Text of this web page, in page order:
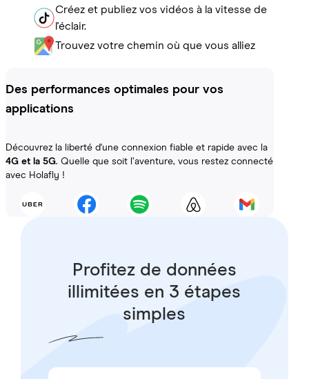
Créez et publiez vos vidéos à la vitesse de
l'éclair.
Trouvez votre chemin où que vous alliez
Des performances optimales pour vos
applications
Découvrez la liberté d'une connexion fiable et rapide avec la
4G et la 5G. Quelle que soit l’aventure, vous restez connecté
avec Holafly !
Profitez de données
illimitées en 3 étapes
simples